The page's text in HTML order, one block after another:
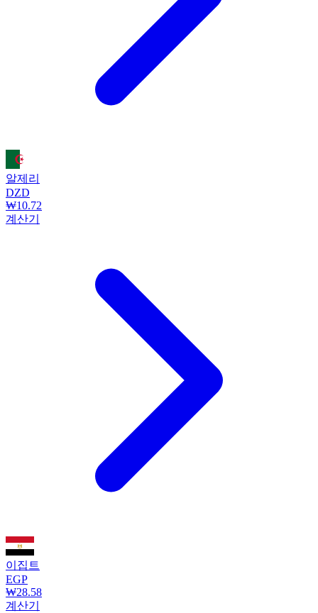
알제리
DZD
₩10.72
계산기
이집트
EGP
₩28.58
계산기